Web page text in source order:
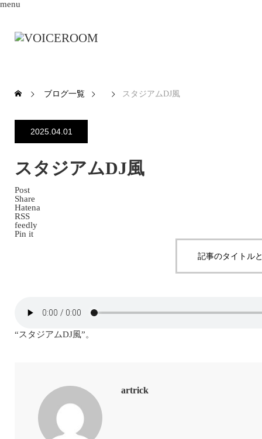
menu
ブログ一覧 スタジアムDJ風
2025.04.01
スタジアムDJ風
Post
Share
Hatena
RSS
feedly
Pin it
記事のタイトル
“スタジアムDJ風”。
artrick